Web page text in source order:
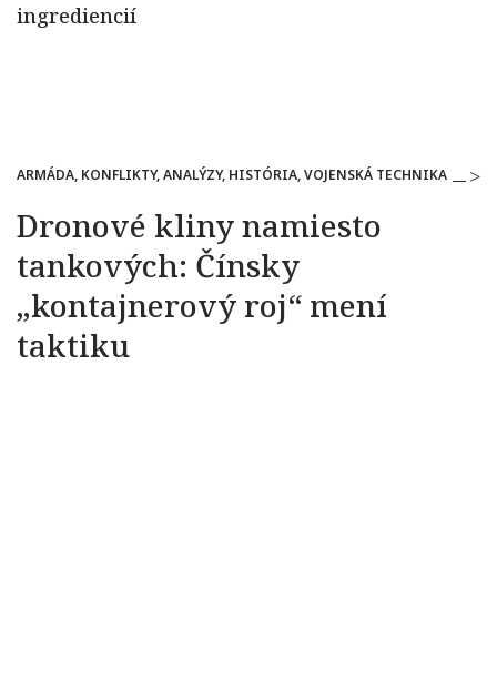
ARMÁDA, KONFLIKTY, ANALÝZY, HISTÓRIA, VOJENSKÁ TECHNIKA